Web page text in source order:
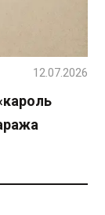
12.07.2026